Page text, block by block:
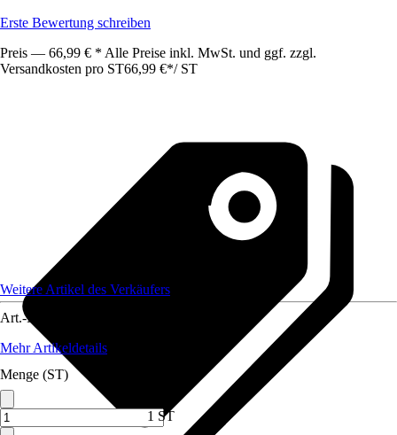
Erste Bewertung schreiben
Preis — 66,99 € * Alle Preise inkl. MwSt. und ggf. zzgl.
Versandkosten pro ST66,99 €*/ ST
Weitere Artikel des Verkäufers
Art.-Nr.
Mehr Artikeldetails
Menge (ST)
1 ST